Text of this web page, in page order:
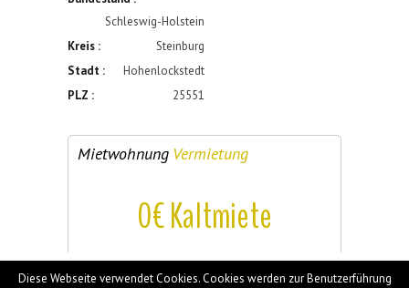
Schleswig-Holstein
Kreis :
Steinburg
Stadt :
Hohenlockstedt
PLZ :
25551
Mietwohnung Vermietung
0€ Kaltmiete
Diese Webseite verwendet Cookies. Cookies werden zur Benutzerführung